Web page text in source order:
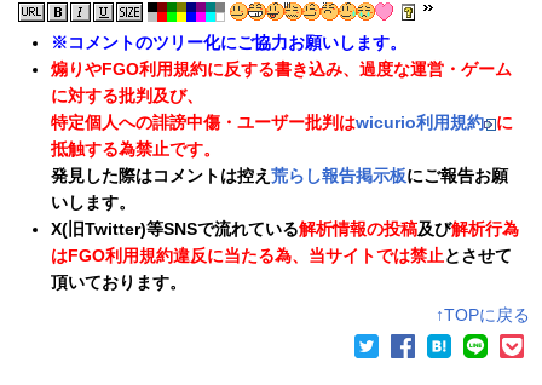
※コメントのツリー化にご協力お願いします。
煽りやFGO利用規約に反する書き込み、過度な運営・ゲーム
に対する批判及び、
特定個人への誹謗中傷・ユーザー批判はwicurio利用規約
に
抵触する為禁止です。
発見した際はコメントは控え 荒らし報告掲示板にご報告お願
いします。
X(旧Twitter)等SNSで流れている解析情報の投稿及び解析行為
はFGO利用規約違反に当たる為、当サイトでは禁止とさせて
頂いております。
↑TOPに戻る